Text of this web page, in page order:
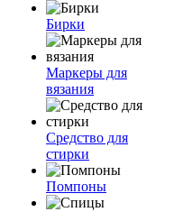
Бирки
Маркеры для
вязания
Средство для
стирки
Помпоны